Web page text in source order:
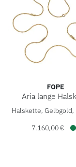
FOPE
Aria lange
FOPE Aria lange
Halskette, Gelbgold,
7.160,00 €